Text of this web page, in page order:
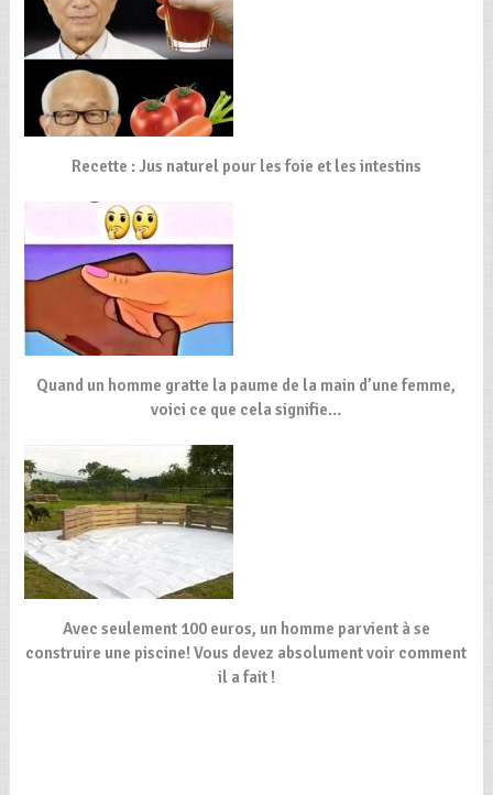
Recette : Jus naturel pour les foie et les intestins
Quand un homme gratte la paume de la main d’une femme,
voici ce que cela signifie…
Avec seulement 100 euros, un homme parvient à se
construire une piscine! Vous devez absolument voir comment
il a fait !